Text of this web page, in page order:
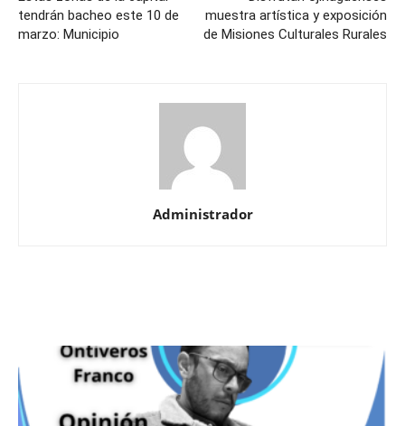
tendrán bacheo este 10 de
marzo: Municipio
muestra artística y exposición
de Misiones Culturales Rurales
Administrador